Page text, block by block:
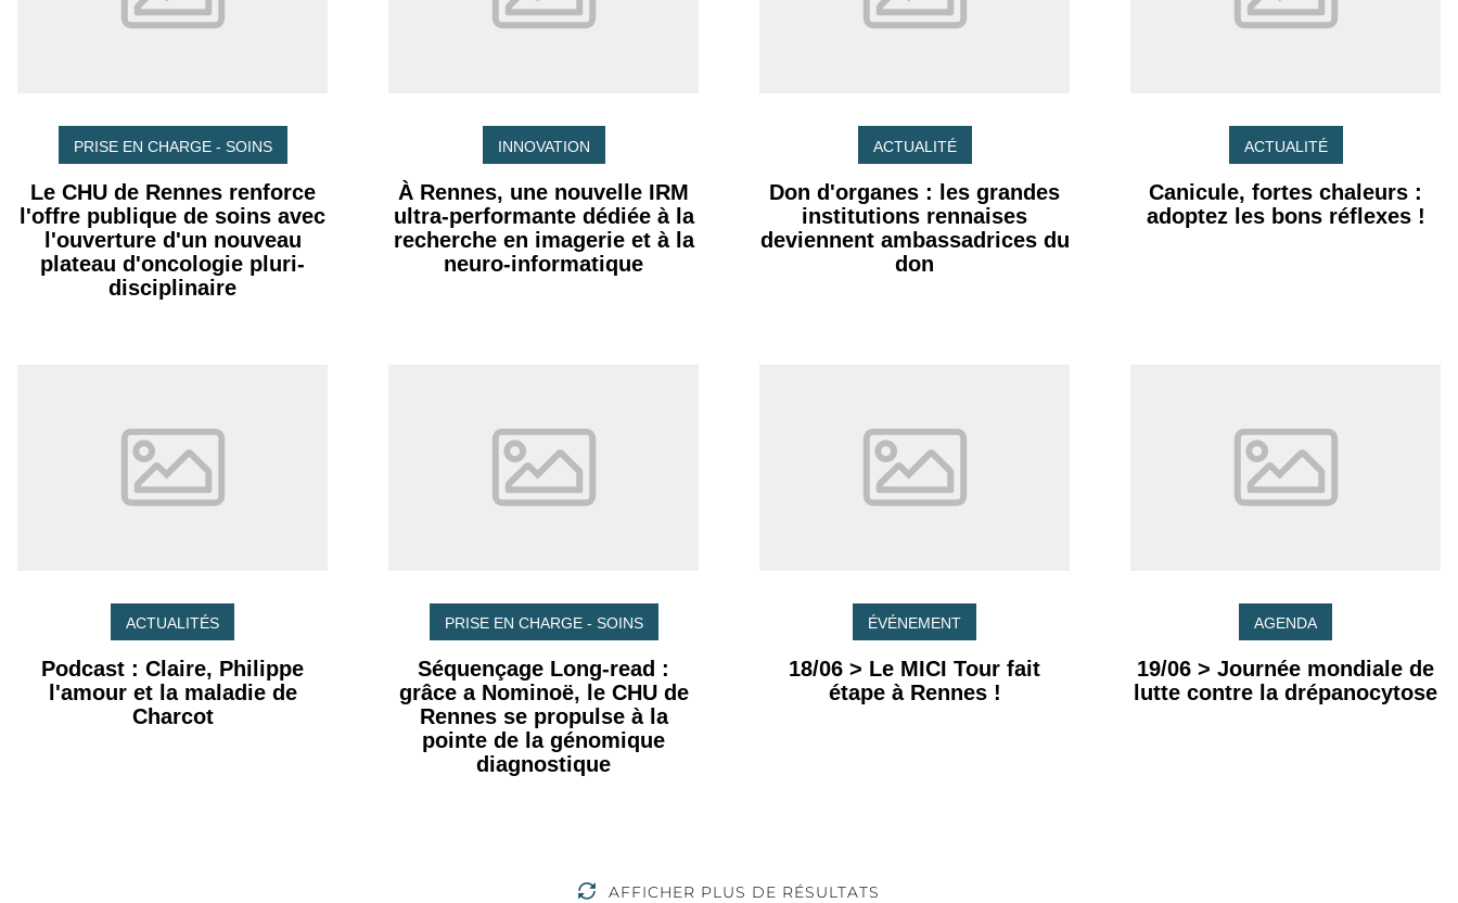
PRISE EN CHARGE - SOINS
Le CHU de Rennes renforce
l'offre publique de soins avec
l'ouverture d'un nouveau
plateau d'oncologie pluri-
disciplinaire
INNOVATION
À Rennes, une nouvelle IRM
ultra-performante dédiée à la
recherche en imagerie et à la
neuro-informatique
ACTUALITÉ
Don d'organes : les grandes
institutions rennaises
deviennent ambassadrices du
don
ACTUALITÉ
Canicule, fortes chaleurs :
adoptez les bons réflexes !
ACTUALITÉS
Podcast : Claire, Philippe
l'amour et la maladie de
Charcot
PRISE EN CHARGE - SOINS
Séquençage Long-read :
grâce a Nominoë, le CHU de
Rennes se propulse à la
pointe de la génomique
diagnostique
ÉVÉNEMENT
18/06 > Le MICI Tour fait
étape à Rennes !
AGENDA
19/06 > Journée mondiale de
lutte contre la drépanocytose
AFFICHER PLUS DE RÉSULTATS